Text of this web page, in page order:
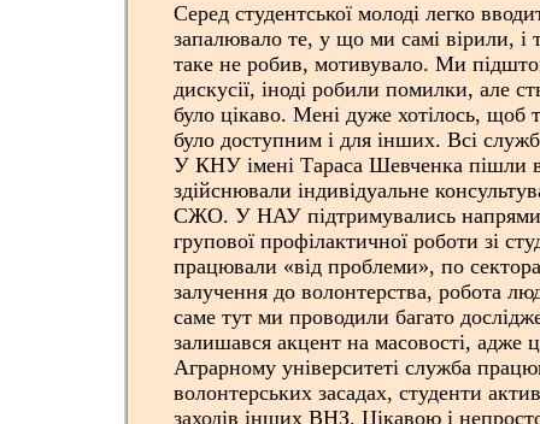
Серед студентської молоді легко
запалювало те, у що ми самі вірили, і
таке не робив, мотивувало. Ми
дискусії, іноді робили помилки, але
було цікаво. Мені дуже хотілось,
було доступним і для інших. Всі
У КНУ імені Тараса Шевченка пішли
здійснювали індивідуальне
СЖО. У НАУ підтримувались напрями,
групової профілактичної роботи зі
працювали «від проблеми», по
залучення до волонтерства, робота
саме тут ми проводили багато
залишався акцент на масовості,
Аграрному університеті служба
волонтерських засадах, студенти
заходів інших ВНЗ. Цікавою і